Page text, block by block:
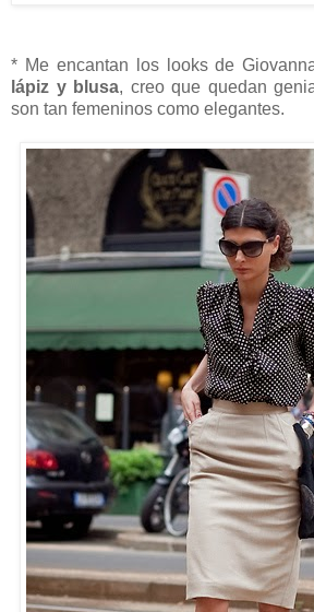
* Me encantan los looks de
lápiz y blusa, creo que quedan
son tan femeninos como elegantes.